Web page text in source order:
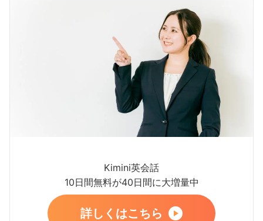
Kimini英会話
10日間無料が40日間に大増量中
詳しくはこちら